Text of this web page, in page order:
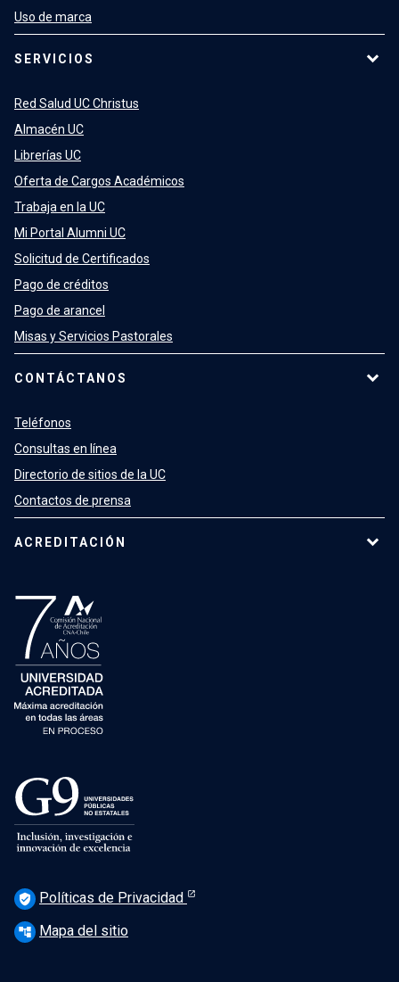
Uso de marca
SERVICIOS
Red Salud UC Christus
Almacén UC
Librerías UC
Oferta de Cargos Académicos
Trabaja en la UC
Mi Portal Alumni UC
Solicitud de Certificados
Pago de créditos
Pago de arancel
Misas y Servicios Pastorales
CONTÁCTANOS
Teléfonos
Consultas en línea
Directorio de sitios de la UC
Contactos de prensa
ACREDITACIÓN
verified_user Políticas de Privacidad
account_tree Mapa del sitio